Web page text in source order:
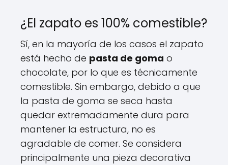
¿El zapato es 100% comestible?
Sí, en la mayoría de los casos el zapato
está hecho de pasta de goma o
chocolate, por lo que es técnicamente
comestible. Sin embargo, debido a que
la pasta de goma se seca hasta
quedar extremadamente dura para
mantener la estructura, no es
agradable de comer. Se considera
principalmente una pieza decorativa